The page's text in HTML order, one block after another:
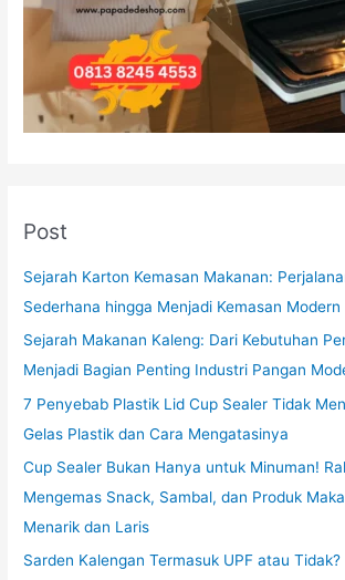
Post
Sejarah Karton Kemasan Makanan:
Sederhana hingga Menjadi Kemasan Modern
Sejarah Makanan Kaleng: Dari Kebutuhan
Menjadi Bagian Penting Industri Pangan
7 Penyebab Plastik Lid Cup Sealer Tidak
Gelas Plastik dan Cara Mengatasinya
Cup Sealer Bukan Hanya untuk Minuman!
Mengemas Snack, Sambal, dan Produk
Menarik dan Laris
Sarden Kalengan Termasuk UPF atau Tidak?